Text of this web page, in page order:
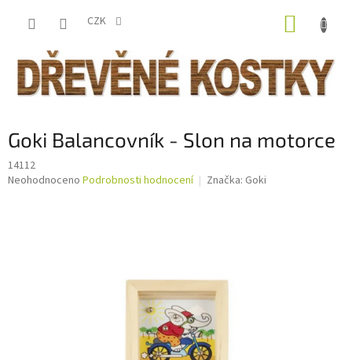
CZK
Goki Balancovník - Slon na motorce
14112
Průměrné
Neohodnoceno Podrobnosti hodnocení Značka: Goki